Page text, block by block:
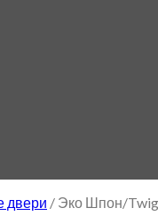
двери / Эко Шпон/